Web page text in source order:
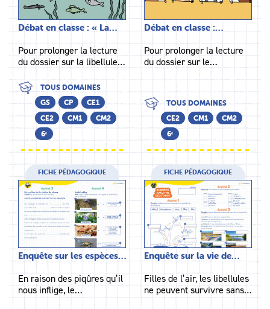
Débat en classe : « La…
Pour prolonger la lecture
du dossier sur la libellule…
TOUS DOMAINES
GS
CP
CE1
CE2
CM1
CM2
6ᵉ
Débat en classe :…
Pour prolonger la lecture
du dossier sur le…
TOUS DOMAINES
CE2
CM1
CM2
6ᵉ
FICHE PÉDAGOGIQUE
Enquête sur les espèces…
En raison des piqûres qu’il
nous inflige, le…
FICHE PÉDAGOGIQUE
Enquête sur la vie de…
Filles de l’air, les libellules
ne peuvent survivre sans…